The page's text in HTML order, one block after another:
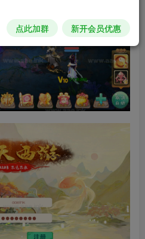
点此加群 新开会员优惠